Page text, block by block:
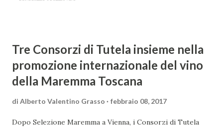
Tre Consorzi di Tutela insieme nella
promozione internazionale del vino
della Maremma Toscana
di Alberto Valentino Grasso febbraio 08, 2017
Dopo Selezione Maremma a Vienna, i Consorzi di Tutela